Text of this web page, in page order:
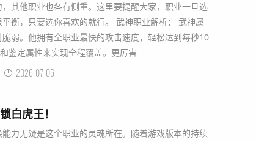
其他职业也各有侧重。这里要提醒大家，职业一旦选
衡，只要选你喜欢的就行。 武神职业解析： 武神属
弱。他拥有全职业最快的攻击速度，轻松达到每秒10
鉴定属性来实现全程覆盖。更厉害
2026-07-06
白虎王！
力无疑是这个职业的灵魂所在。随着游戏版本的持续